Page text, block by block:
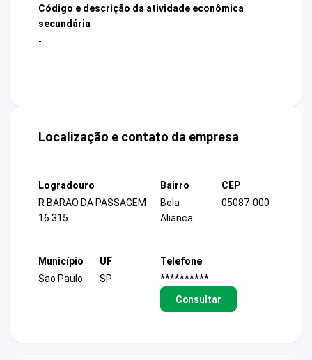
Código e descrição da atividade econômica
secundária
-
Localização e contato da empresa
Logradouro
R BARAO DA PASSAGEM
16 315
Bairro
Bela
Alianca
CEP
05087-000
Município
Sao Paulo
UF
SP
Telefone
**********
Consultar